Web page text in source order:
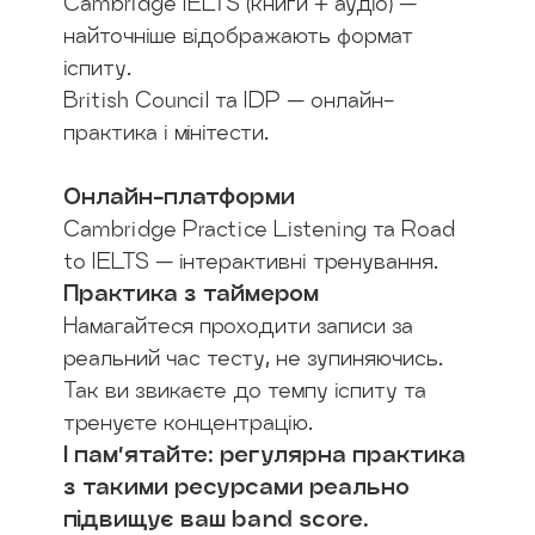
найточніше відображають формат
іспиту.
British Council та IDP — онлайн-
практика і мінітести.
Онлайн-платформи
Cambridge Practice Listening та Road
to IELTS — інтерактивні тренування.
Практика з таймером
Намагайтеся проходити записи за
реальний час тесту, не зупиняючись.
Так ви звикаєте до темпу іспиту та
тренуєте концентрацію.
І пам’ятайте: регулярна практика
з такими ресурсами реально
підвищує ваш band score.